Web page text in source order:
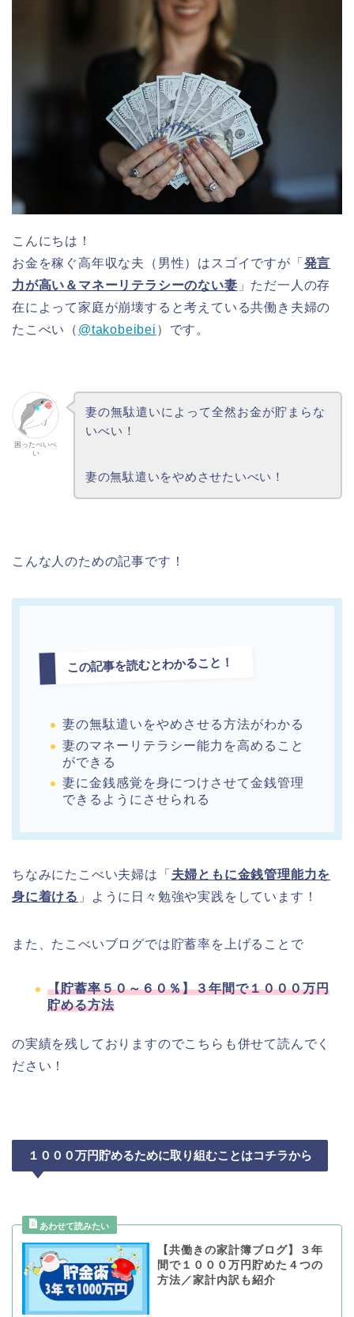
こんにちは！
お金を稼ぐ高年収な夫（男性）はスゴイですが「 発言
力が高い＆マネーリテラシーのない妻 」ただ一人の存
在によって家庭が崩壊すると考えている共働き夫婦の
たこべい（ @takobeibei ）です。
困ったべいべ
い
妻の無駄遣いによって全然お金が貯まらな
いべい！
妻の無駄遣いをやめさせたいべい！
こんな人のための記事です！
この記事を読むとわかること！
妻の無駄遣いをやめさせる方法がわかる
妻のマネーリテラシー能力を高めること
ができる
妻に金銭感覚を身につけさせて金銭管理
できるようにさせられる
ちなみにたこべい夫婦は「 夫婦ともに金銭管理能力を
身に着ける 」ように日々勉強や実践をしています！
また、たこべいブログでは貯蓄率を上げることで
【貯蓄率５０～６０％】３年間で１０００万円
貯める方法
の実績を残しておりますのでこちらも併せて読んでく
ださい！
１０００万円貯めるために取り組むことはコチラから
【共働きの家計簿ブログ】３年
間で１０００万円貯めた４つの
方法／家計内訳も紹介